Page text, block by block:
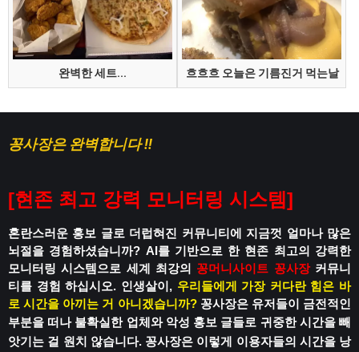
완벽한 세트... 흐흐흐 오늘은 기름진거 먹는날
꽁사장은 완벽합니다 !!
[현존 최고 강력 모니터링 시스템]
혼란스러운 홍보 글로 더럽혀진 커뮤니티에 지금껏 얼마나 많은
뇌절을 경험하셨습니까? AI를 기반으로 한 현존 최고의 강력한
모니터링 시스템으로 세계 최강의 꽁머니사이트 꽁사장커뮤니
티를 경험 하십시오. 인생살이, 우리들에게 가장 커다란 힘은 바
로 시간을 아끼는 거 아니겠습니까? 꽁사장은 유저들이 금전적인
부분을 떠나 불확실한 업체와 악성 홍보 글들로 귀중한 시간을 빼
앗기는 걸 원치 않습니다. 꽁사장은 이렇게 이용자들의 시간을 낭